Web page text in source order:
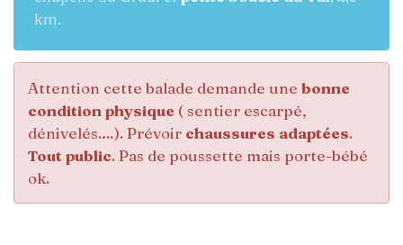
km.
Attention cette balade demande une bonne
condition physique ( sentier escarpé,
dénivelés.…). Prévoir chaussures adaptées.
Tout public. Pas de poussette mais porte-bébé
ok.